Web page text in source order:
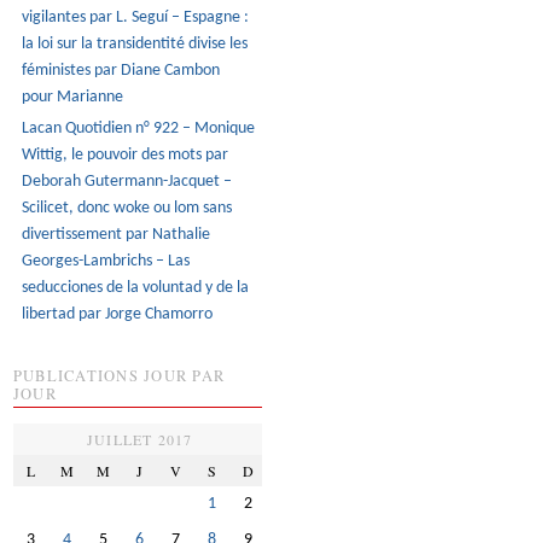
vigilantes par L. Seguí – Espagne :
la loi sur la transidentité divise les
féministes par Diane Cambon
pour Marianne
Lacan Quotidien n° 922 – Monique
Wittig, le pouvoir des mots par
Deborah Gutermann-Jacquet –
Scilicet, donc woke ou lom sans
divertissement par Nathalie
Georges-Lambrichs – Las
seducciones de la voluntad y de la
libertad par Jorge Chamorro
PUBLICATIONS JOUR PAR
JOUR
JUILLET 2017
L
M M J V S D
1
2